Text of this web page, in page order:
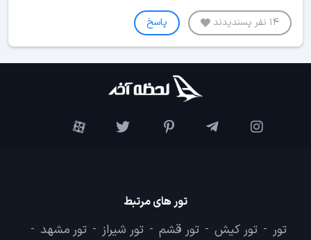
14 نفر پسندیدند پاسخ
تور های مرتبط
تور - تور کیش - تور قشم - تور شیراز - تور مشهد -